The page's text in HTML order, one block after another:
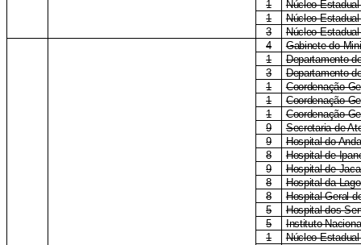
1
Núcleo
1
Núcleo
3
Núcleo
4
Gabinete do
1
Departamento
3
Departamento
1
Coordenação-
1
Coordenação-
1
Coordenação-
9
Secretaria de
9
Hospital do
8
Hospital de
9
Hospital de
8
Hospital da
8
Hospital-Geral
5
Hospital dos
5
Instituto
1
Núcleo